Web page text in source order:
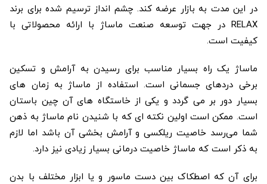
در این مدت به بازار عرضه کند. چشم انداز ترسیم شده برای برند
RELAX در جهت توسعه صنعت ماساژ با ارائه محصولاتی با
کیفیت است.
ماساژ یک راه بسیار مناسب برای رسیدن به آرامش و تسکین
برخی دردهای جسمانی است. استفاده از ماساژ به زمان های
بسیار دور بر می گردد و یکی از خاستگاه های آن چین باستان
است. ممکن است اولین نکته ای که با شنیدن نام ماساژ به ذهن
شما می‌رسد خاصیت ریلکسی و آرامش بخشی آن باشد اما لازم
به ذکر است که ماساژ خاصیت درمانی بسیار زیادی نیز دارد.
برای آن که اصطکاک بین دست ماسور و یا ابزار مختلف با بدن